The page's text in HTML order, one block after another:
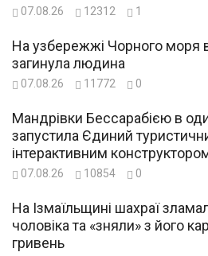
07.08.26 12312 1
На узбережжі Чорного моря
загинула людина
07.08.26 11772 0
Мандрівки Бессарабією в
запустила Єдиний
інтерактивним
07.08.26 10854 0
На Ізмаїльщині шахраї
чоловіка та «зняли» з його
гривень